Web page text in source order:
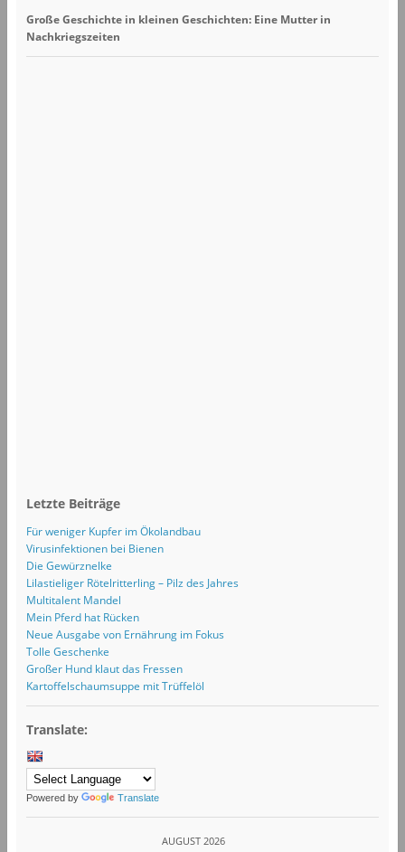
Große Geschichte in kleinen Geschichten: Eine Mutter in
Nachkriegszeiten
Letzte Beiträge
Für weniger Kupfer im Ökolandbau
Virusinfektionen bei Bienen
Die Gewürznelke
Lilastieliger Rötelritterling – Pilz des Jahres
Multitalent Mandel
Mein Pferd hat Rücken
Neue Ausgabe von Ernährung im Fokus
Tolle Geschenke
Großer Hund klaut das Fressen
Kartoffelschaumsuppe mit Trüffelöl
Translate:
Powered by Translate
AUGUST 2026